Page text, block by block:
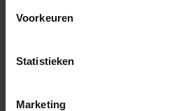
Voorkeuren
Statistieken
Marketing
Box hinzugefügt, bevor das Fahrrad
in den Niederlanden oder weltweit